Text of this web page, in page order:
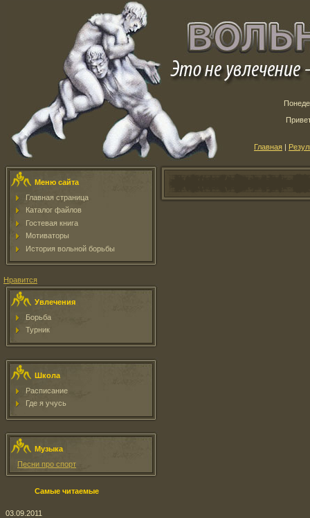
Главная |
Меню сайта
Главная страница
Каталог файлов
Гостевая книга
Мотиваторы
История вольной борьбы
Нравится
Увлечения
Борьба
Турник
Школа
Расписание
Где я учусь
Музыка
Песни про спорт
Самые читаемые
03.09.2011